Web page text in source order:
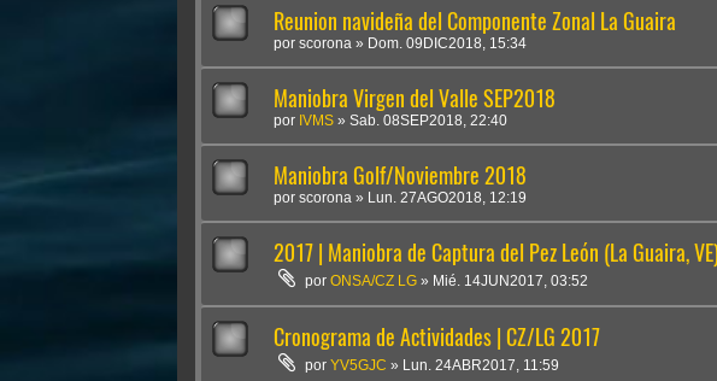
Reunion navideña del Componente Zonal La Guaira
por scorona » Dom. 09DIC2018, 15:34
Maniobra Virgen del Valle SEP2018
por IVMS » Sab. 08SEP2018, 22:40
Maniobra Golf/Noviembre 2018
por scorona » Lun. 27AGO2018, 12:19
2017 | Maniobra de Captura del Pez León (La Guaira, VE)
porONSA/CZ LG » Mié. 14JUN2017, 03:52
Cronograma de Actividades | CZ/LG 2017
porYV5GJC » Lun. 24ABR2017, 11:59